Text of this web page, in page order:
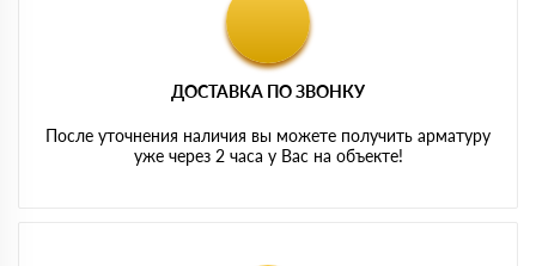
ДОСТАВКА ПО ЗВОНКУ
После уточнения наличия вы можете получить арматуру
уже через 2 часа у Вас на объекте!